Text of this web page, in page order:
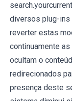
diversos plug-ins
reverter estas
continuamente
ocultam o
redirecionados
presença deste